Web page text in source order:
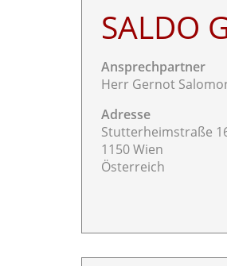
SALDO
Ansprechpartner
Herr Gernot
Adresse
Stutterheimstraße
1150 Wien
Österreich